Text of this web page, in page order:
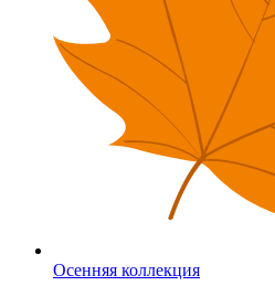
Осенняя коллекция